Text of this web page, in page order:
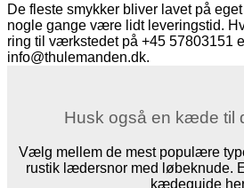
De fleste smykker bliver lavet på
nogle gange være lidt leveringstid.
ring til værkstedet på +45 57803151
info@thulemanden.dk.
Husk også en kæde til
Vælg mellem de mest populære
rustik lædersnor med løbeknude.
kædeguide